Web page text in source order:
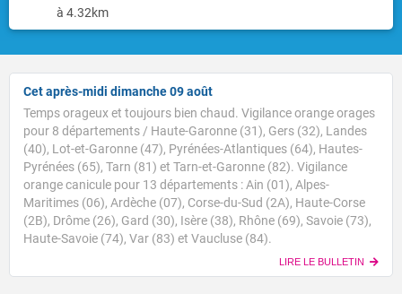
à 4.32km
Cet après-midi dimanche 09 août
Temps orageux et toujours bien chaud. Vigilance orange orages
pour 8 départements / Haute-Garonne (31), Gers (32), Landes
(40), Lot-et-Garonne (47), Pyrénées-Atlantiques (64), Hautes-
Pyrénées (65), Tarn (81) et Tarn-et-Garonne (82). Vigilance
orange canicule pour 13 départements : Ain (01), Alpes-
Maritimes (06), Ardèche (07), Corse-du-Sud (2A), Haute-Corse
(2B), Drôme (26), Gard (30), Isère (38), Rhône (69), Savoie (73),
Haute-Savoie (74), Var (83) et Vaucluse (84).
LIRE LE BULLETIN
Voici les températures relevées à 10h suivies des
maximales prévues cet après-midi : Brest : 20/27 Paris
: 23/34 Lyon : 25/37 Biarritz : 24/27 Cherbourg : 24/27
Tours : 27/34 Clermont-Fd : 29/34 Perpignan : 29/32